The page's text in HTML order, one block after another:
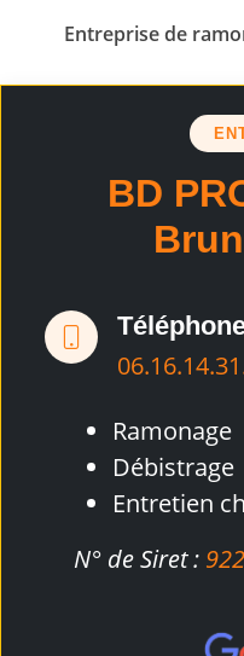
Entreprise de
BD
Ramonage
Débistrage
Entretien
N° de Siret :